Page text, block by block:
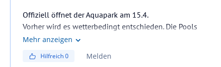
Offiziell öffnet der Aquapark am 15.4.
Vorher wird es wetterbedingt entschieden. Die Pools
sind unbeheizt und Anfang April noch sehr kalt.
Mehr anzeigen
Hilfreich0 Melden